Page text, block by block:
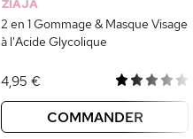
ZIAJA
2 en 1 Gommage & Masque Visage
à l'Acide Glycolique
4,95 €
COMMANDER